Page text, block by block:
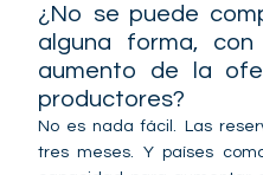
¿No se puede
alguna forma,
aumento de la
productores?
No es nada fácil. Las
tres meses. Y países